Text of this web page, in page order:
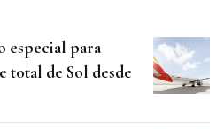
especial para
total de Sol desde